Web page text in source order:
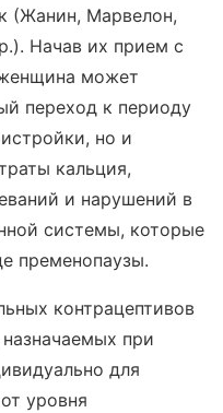
(Жанин, Марвелон,
Начав их прием с
женщина может
переход к периоду
но и
кальция,
и нарушений в
системы, которые
пременопаузы.
контрацептивов
при
для
уровня